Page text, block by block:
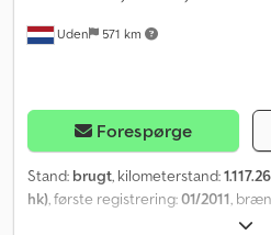
Uden 571 km
Forespørge
Stand: brugt, kilometerstand:
hk) , første registrering:01/2011 ,
, brændstof: